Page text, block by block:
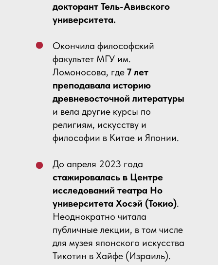
докторант Тель-Авивского
университета.
Окончила философский
факультет МГУ им.
Ломоносова, где 7 лет
преподавала историю
древневосточной литературы
и вела другие курсы по
религиям, искусству и
философии в Китае и Японии.
До апреля 2023 года
стажировалась в Центре
исследований театра Но
университета Хосэй (Токио).
Неоднократно читала
публичные лекции, в том числе
для музея японского искусства
Тикотин в Хайфе (Израиль).